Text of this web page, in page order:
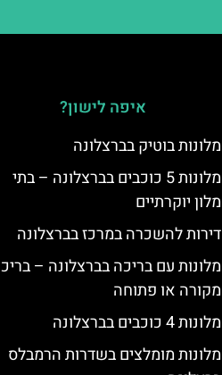
איפה לישון?
מלונות בוטיק בברצלונה
מלונות 5 כוכבים בברצלונה – בתי
מלון יוקרתיים
דירות להשכרה במרכז בברצלונה
מלונות עם בריכה בברצלונה –
מקורה או פתוחה
מלונות 4 כוכבים בברצלונה
מלונות מומלצים בשדרות הרמבלס